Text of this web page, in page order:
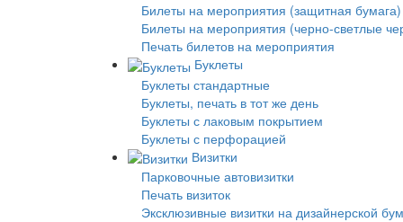
Билеты на мероприятия (защитная бумага)
Билеты на мероприятия (черно-светлые
Печать билетов на мероприятия
Буклеты
Буклеты стандартные
Буклеты, печать в тот же день
Буклеты с лаковым покрытием
Буклеты с перфорацией
Визитки
Парковочные автовизитки
Печать визиток
Эксклюзивные визитки на дизайнерской